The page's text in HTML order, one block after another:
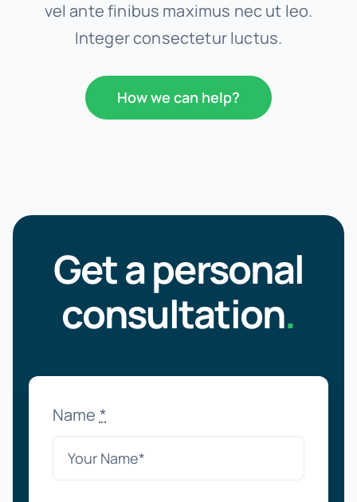
vel ante finibus maximus nec ut leo.
Integer consectetur luctus.
How we can help?
Get a personal
consultation.
Name *